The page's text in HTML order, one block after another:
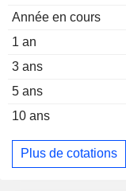
Année en cours
1 an
3 ans
5 ans
10 ans
Plus de cotations